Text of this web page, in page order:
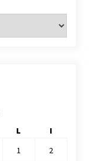
L
I
1
2